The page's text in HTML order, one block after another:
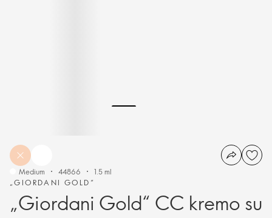
„GIORDANI GOLD“
„Giordani Gold“ CC kremo su
Medium 44866 1.5 ml